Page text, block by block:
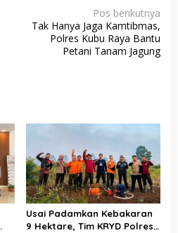
Pos berikutnya
Tak Hanya Jaga Kamtibmas,
Polres Kubu Raya Bantu
Petani Tanam Jagung
Usai Padamkan Kebakaran
9 Hektare, Tim KRYD Polres